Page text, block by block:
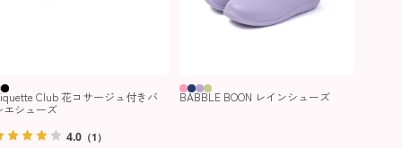
Club 花コサージュ付きバ
エシューズ
4.0 （1）
BABBLE BOON レインシューズ